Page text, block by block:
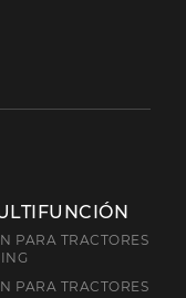
PARA TRACTORES
PARA TRACTORES